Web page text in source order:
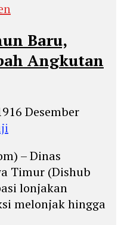
Baru,
Angkutan
16 Desember
– Dinas
Timur (Dishub
lonjakan
melonjak hingga